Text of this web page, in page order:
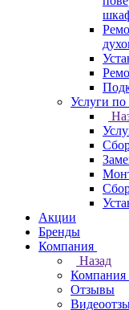
Услуги
Акции
Бренды
Компания
Назад
Компания
Отзывы